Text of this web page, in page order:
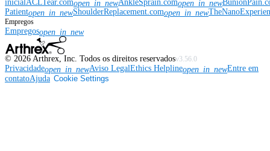
inicial ACLTear.comopen_in_newAnkleSprain.comopen_in_new
Patientopen_in_newShoulderReplacement.comopen_in_new
Empregos
Empregosopen_in_new
© 2026 Arthrex, Inc. Todos os direitos reservadosv3.56.0
Privacidadeopen_in_newAviso LegalEthics Helplineopen_in_newEntre em
contatoAjuda Cookie Settings